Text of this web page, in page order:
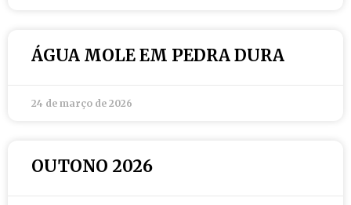
ÁGUA MOLE EM PEDRA DURA
24 de março de 2026
OUTONO 2026